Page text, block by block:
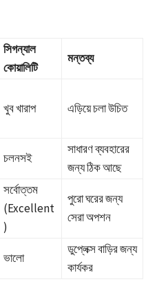
সিগন্যাল
কোয়ালিটি
মন্তব্য
খুব খারাপ এড়িয়ে চলা উচিত
চলনসই
সাধারণ ব্যবহারের
জন্য ঠিক আছে
সর্বোত্তম
(Excellent
)
পুরো ঘরের জন্য
সেরা অপশন
ভালো
ডুপ্লেক্স বাড়ির জন্য
কার্যকর